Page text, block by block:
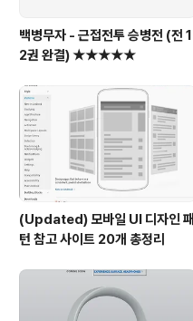
백병무자 - 근접전투 승병전 (전 1
2권 완결) ★★★★★
(Updated) 모바일 UI 디자인 패
턴 참고 사이트 20개 총정리